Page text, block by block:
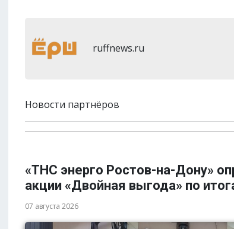
ruffnews.ru
Новости партнёров
«ТНС энерго Ростов-на-Дону»
акции «Двойная выгода» по
07 августа 2026